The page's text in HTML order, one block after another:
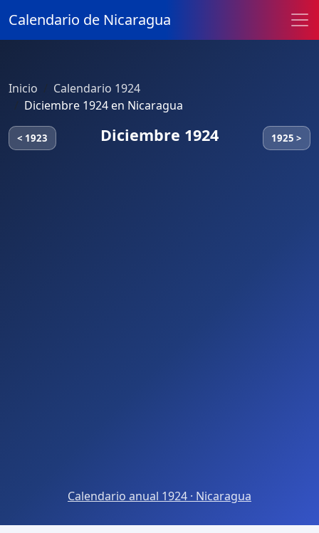
Calendario de Nicaragua
Inicio
Calendario 1924
Diciembre 1924 en Nicaragua
< 1923 Diciembre 1924 1925 >
Calendario anual 1924 · Nicaragua